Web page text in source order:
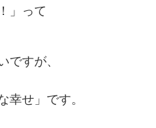
」って
ですが、
幸せ」です。